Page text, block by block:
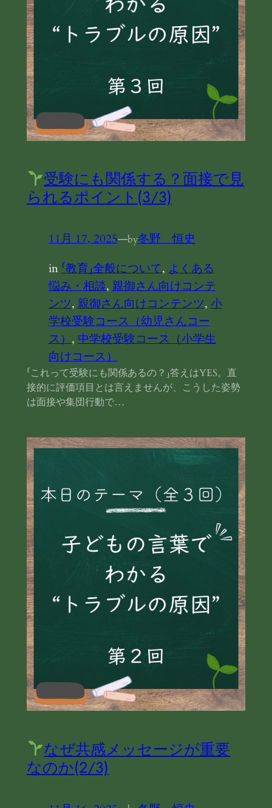
受験にも関係する？面接で見
られるポイント(3/3)
11月 17, 2025—by冬野 恒史
in 「教育」全般について, よくある
悩み・相談, 親御さん向けコンテ
ンツ, 親御さん向けコンテンツ, 小
学校受験コース（幼児さんコー
ス） , 中学校受験コース（小学生
向けコース）
「これって受験にも関係あるの？」答えはYES。直
接的に評価項目とは言えませんが、こうした姿勢
は面接や集団行動で…
なぜ共感メッセージが重要
なのか(2/3)